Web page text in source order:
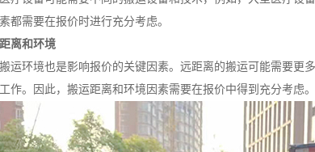
都需要在报价时进行充分考虑。
离和环境
运环境也是影响报价的关键因素。远距离的搬运可能需要
作。因此，搬运距离和环境因素需要在报价中得到充分考虑。